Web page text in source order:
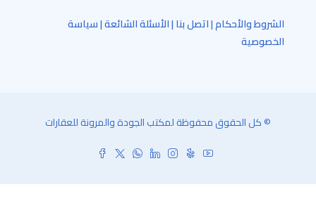
الشروط والأحكام|اتصل بنا|الأسئلة الشائعة|سياسة
الخصوصية
© كل الحقوق محفوظة لمكتب الجودة والمرونة للعقارات